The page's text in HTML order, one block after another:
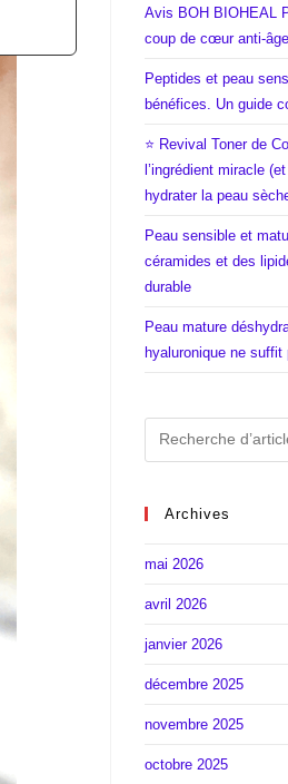
Avis BOH BIOHEAL
coup de cœur anti-âge.
Peptides et peau
bénéfices. Un guide
⭐ Revival Toner de
l’ingrédient miracle
hydrater la peau
Peau sensible et
céramides et des
durable
Peau mature
hyaluronique ne suffit
Archives
mai 2026
avril 2026
janvier 2026
décembre 2025
novembre 2025
octobre 2025